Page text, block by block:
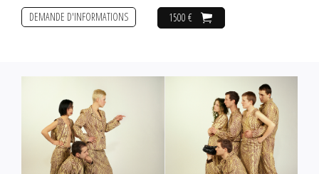
1500 €
DEMANDE D'INFORMATIONS